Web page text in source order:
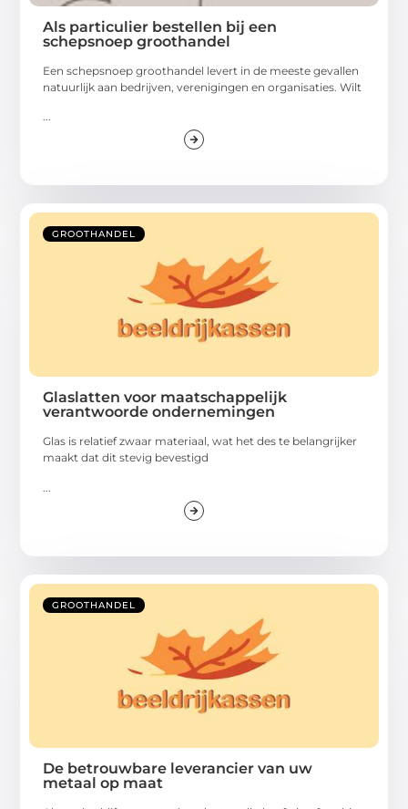
Als particulier bestellen bij een
schepsnoep groothandel
Een schepsnoep groothandel levert in de meeste gevallen
natuurlijk aan bedrijven, verenigingen en organisaties. Wilt
...
GROOTHANDEL
Glaslatten voor maatschappelijk
verantwoorde ondernemingen
Glas is relatief zwaar materiaal, wat het des te belangrijker
maakt dat dit stevig bevestigd
GROOTHANDEL
De betrouwbare leverancier van uw
metaal op maat